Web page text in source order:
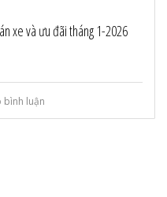
xe và ưu đãi tháng 1-2026
bình luận